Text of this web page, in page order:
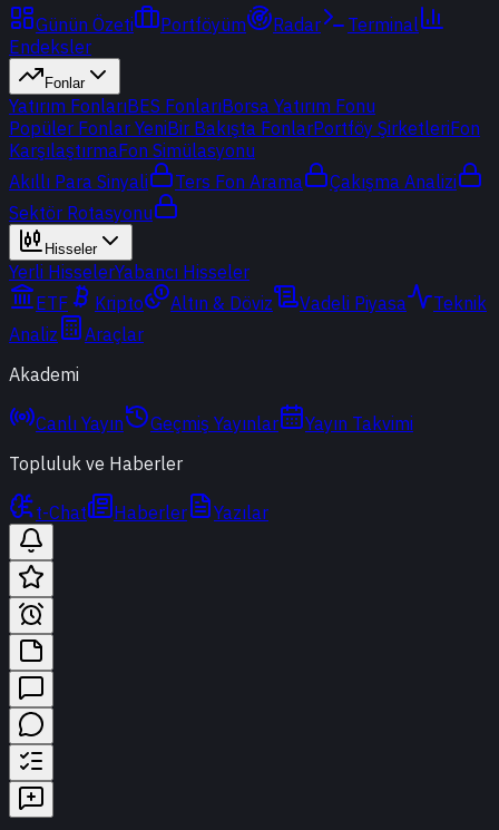
Günün Özeti Portföyüm Radar
Terminal
Endeksler
Fonlar
Yatırım FonlarıBES FonlarıBorsa Yatırım Fonu
Popüler Fonlar YeniBir Bakışta FonlarPortföy ŞirketleriFon
KarşılaştırmaFon Simülasyonu
Akıllı Para Sinyali
Ters Fon Arama
Çakışma Analizi
Sektör Rotasyonu
Hisseler
Yerli HisselerYabancı Hisseler
ETF
Kripto Altın & Döviz Vadeli Piyasa
Teknik
Analiz
Araçlar
Akademi
Canlı Yayın Geçmiş Yayınlar
Yayın Takvimi
Topluluk ve Haberler
t-Chat Haberler Yazılar